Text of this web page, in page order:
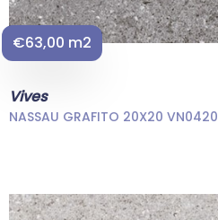
€63,00 m2
Vives
NASSAU GRAFITO 20X20 VN0420